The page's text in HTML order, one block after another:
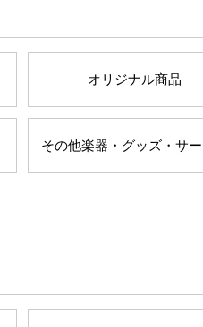
オリジナル商品
その他楽器・グッズ・サ